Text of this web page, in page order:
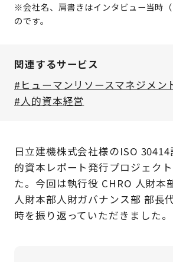
日立建機株式会社様のISO
的資本レポート発行プロジェク
た。今回は執行役 CHRO 人財本
人財本部人財ガバナンス部 部長
時を振り返っていただきました。​​
※会社名、肩書きはインタビュー当時
のです。
関連するサービス
#ヒューマンリソースマネジメン
#人的資本経営